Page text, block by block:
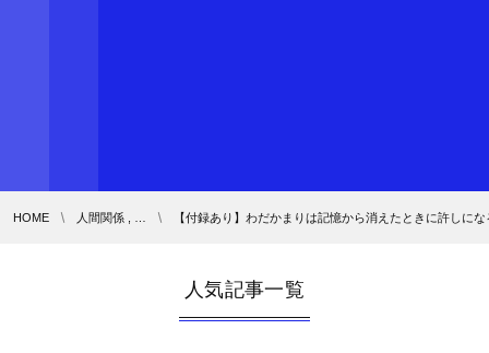
HOME 人間関係 , … 【付録あり】わだかまりは記憶から消えたときに許しにな
人気記事一覧